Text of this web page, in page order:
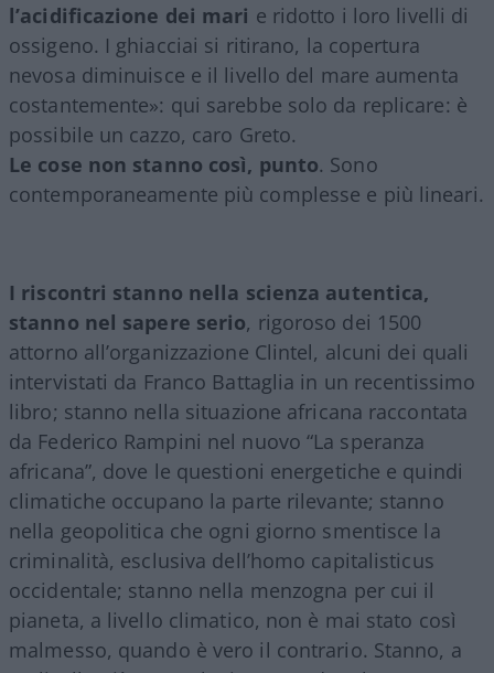
l’acidificazione dei mari e ridotto i loro livelli di
ossigeno. I ghiacciai si ritirano, la copertura
nevosa diminuisce e il livello del mare aumenta
costantemente»: qui sarebbe solo da replicare: è
possibile un cazzo, caro Greto.
Le cose non stanno così, punto. Sono
contemporaneamente più complesse e più lineari.
I riscontri stanno nella scienza autentica,
stanno nel sapere serio, rigoroso dei 1500
attorno all’organizzazione Clintel, alcuni dei quali
intervistati da Franco Battaglia in un recentissimo
libro; stanno nella situazione africana raccontata
da Federico Rampini nel nuovo “La speranza
africana”, dove le questioni energetiche e quindi
climatiche occupano la parte rilevante; stanno
nella geopolitica che ogni giorno smentisce la
criminalità, esclusiva dell’homo capitalisticus
occidentale; stanno nella menzogna per cui il
pianeta, a livello climatico, non è mai stato così
malmesso, quando è vero il contrario. Stanno, a